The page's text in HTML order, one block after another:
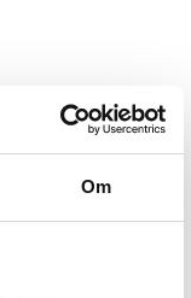
Om